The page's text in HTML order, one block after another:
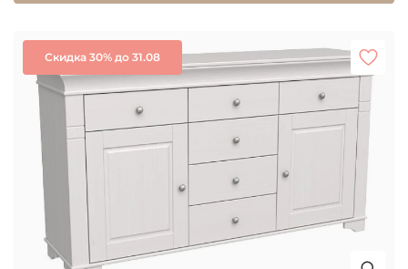
Скидка 30% до 31.08